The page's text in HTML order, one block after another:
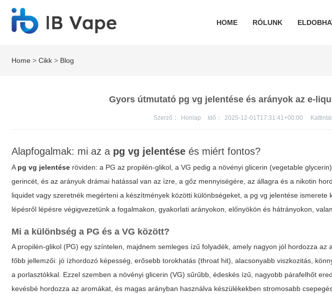
HOME RÓLUNK
Home >Cikk > Blog
Gyors útmutató pg vg jelentése és arányok az e-
Szerző： Honlap Idő： 2025-12-01T17:31:41+00:00
Alapfogalmak: mi az a pg vg jelentése és miért fontos?
A pg vg jelentése röviden: a PG az propilén-glikol, a VG pedig a növényi glicerin (vegetable
gerincét, és az arányuk drámai hatással van az ízre, a gőz mennyiségére, az állagra és a nikotin
liquidet vagy szeretnék megérteni a készítmények közötti különbségeket, a pg vg jelentése ismerete
lépésről lépésre végigvezetünk a fogalmakon, gyakorlati arányokon, előnyökön és hátrányokon,
Mi a különbség a PG és a VG között?
A propilén-glikol (PG) egy színtelen, majdnem semleges ízű folyadék, amely nagyon jól hordozza az
főbb jellemzői: jó ízhordozó képesség, erősebb torokhatás (throat hit), alacsonyabb viszkozitás,
a porlasztókkal. Ezzel szemben a növényi glicerin (VG) sűrűbb, édeskés ízű, nagyobb párafelhőt
kevésbé hordozza az aromákat, és magas arányban használva készülékekben stromosabb